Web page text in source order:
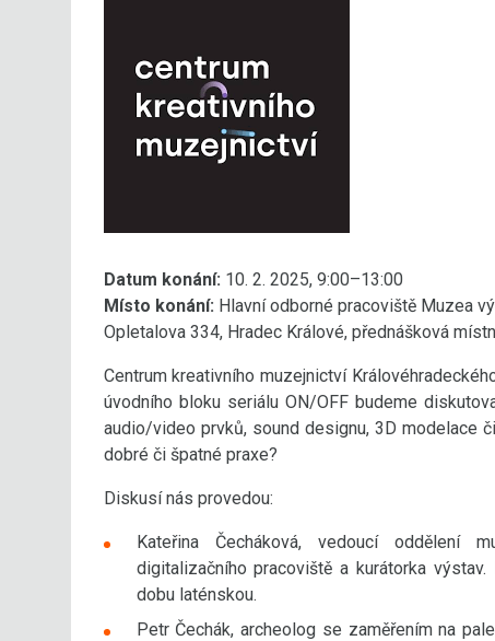
Datum konání: 10. 2. 2025, 9:00–13:00
Místo konání: Hlavní odborné pracoviště Muzea
Opletalova 334, Hradec Králové, přednášková
Centrum kreativního muzejnictví
úvodního bloku seriálu ON/OFF budeme
audio/video prvků, sound designu, 3D modelace
dobré či špatné praxe?
Diskusí nás provedou:
Kateřina Čecháková, vedoucí oddělení
digitalizačního pracoviště a kurátorka
dobu laténskou.
Petr Čechák, archeolog se zaměřením na